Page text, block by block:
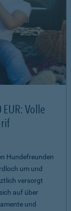
Volle
Hundefreunden
um und
versorgt
auf über
und